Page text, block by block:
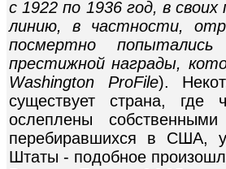
с 1922 по 1936 год, в
линию, в частности,
посмертно
престижной награды,
Washington ProFile).
существует страна, где
ослеплены
перебиравшихся в США,
Штаты - подобное